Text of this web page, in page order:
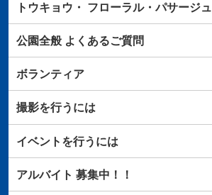
トウキョウ・ フローラル・パサージュ
公園全般よくあるご質問
ボランティア
撮影を行うには
イベントを行うには
アルバイト 募集中！！